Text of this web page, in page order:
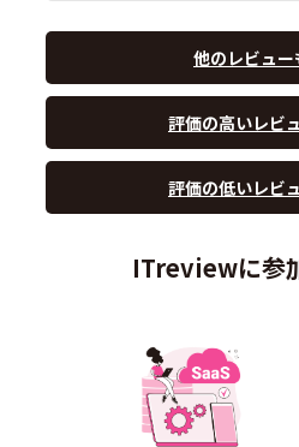
他のレビュー
評価の高いレビ
評価の低いレビ
ITreviewに参